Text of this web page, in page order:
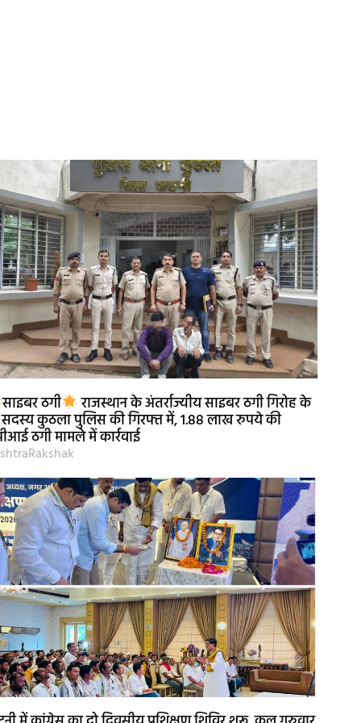
साइबर ठगी राजस्थान के अंतर्राज्यीय साइबर ठगी गिरोह के
सदस्य कुठला पुलिस की गिरफ्त में, 1.88 लाख रुपये की
ठगी मामले में कार्रवाई